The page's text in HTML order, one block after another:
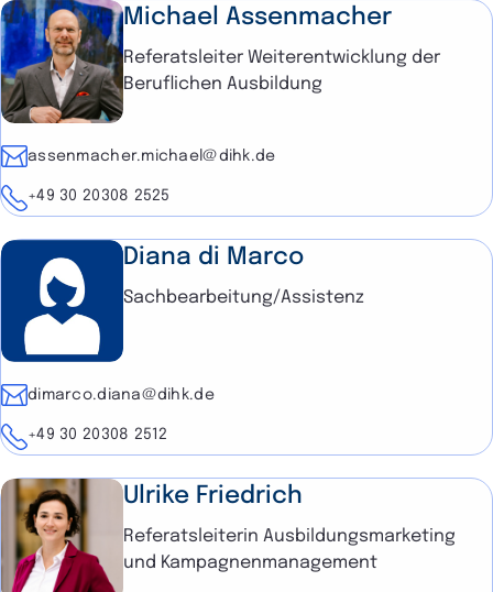
Michael Assenmacher
Referatsleiter Weiterentwicklung der
Beruflichen Ausbildung
E-Mailassenmacher.michael@dihk.de
Telefon
+49 30 20308 2525
Diana di Marco
Sachbearbeitung/Assistenz
E-Maildimarco.diana@dihk.de
Telefon
+49 30 20308 2512
Ulrike Friedrich
Referatsleiterin Ausbildungsmarketing
und Kampagnenmanagement